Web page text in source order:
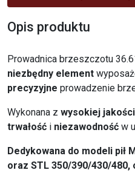
Opis produktu
Prowadnica brzeszczotu
niezbędny element
precyzyjne prowadzenie
Wykonana z wysokiej
trwałość i niezawodność w
Dedykowana do modeli pił
oraz STL 350/390/430/